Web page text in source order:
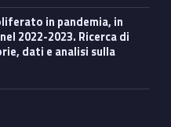
2022-2023. Ricerca di
dati e analisi sulla